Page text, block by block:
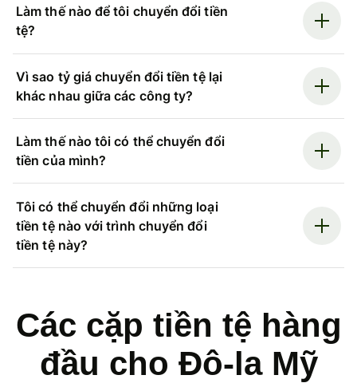
Làm thế nào để tôi chuyển đổi tiền
tệ?
Vì sao tỷ giá chuyển đổi tiền tệ lại
khác nhau giữa các công ty?
Làm thế nào tôi có thể chuyển đổi
tiền của mình?
Tôi có thể chuyển đổi những loại
tiền tệ nào với trình chuyển đổi
tiền tệ này?
Các cặp tiền tệ hàng
đầu cho Đô-la Mỹ